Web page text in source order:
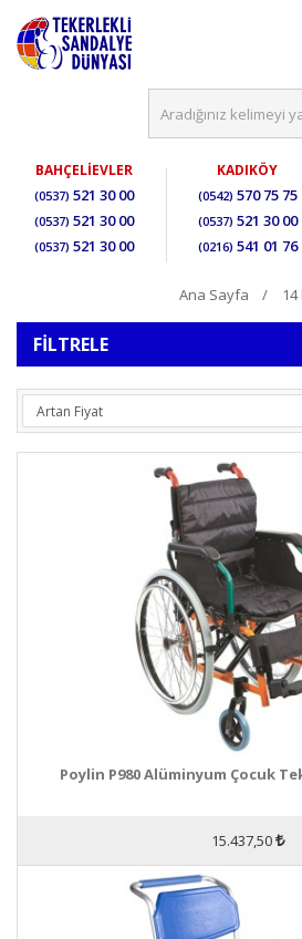
BAHÇELİEVLER
(0537) 521 30 00
(0537) 521 30 00
(0537) 521 30 00
KADIKÖY
(0542) 570 75 75
(0537) 521 30 00
(0216) 541 01 76
Ana Sayfa 14
FILTRELE
Poylin P980 Alüminyum Çocuk
15.437,50